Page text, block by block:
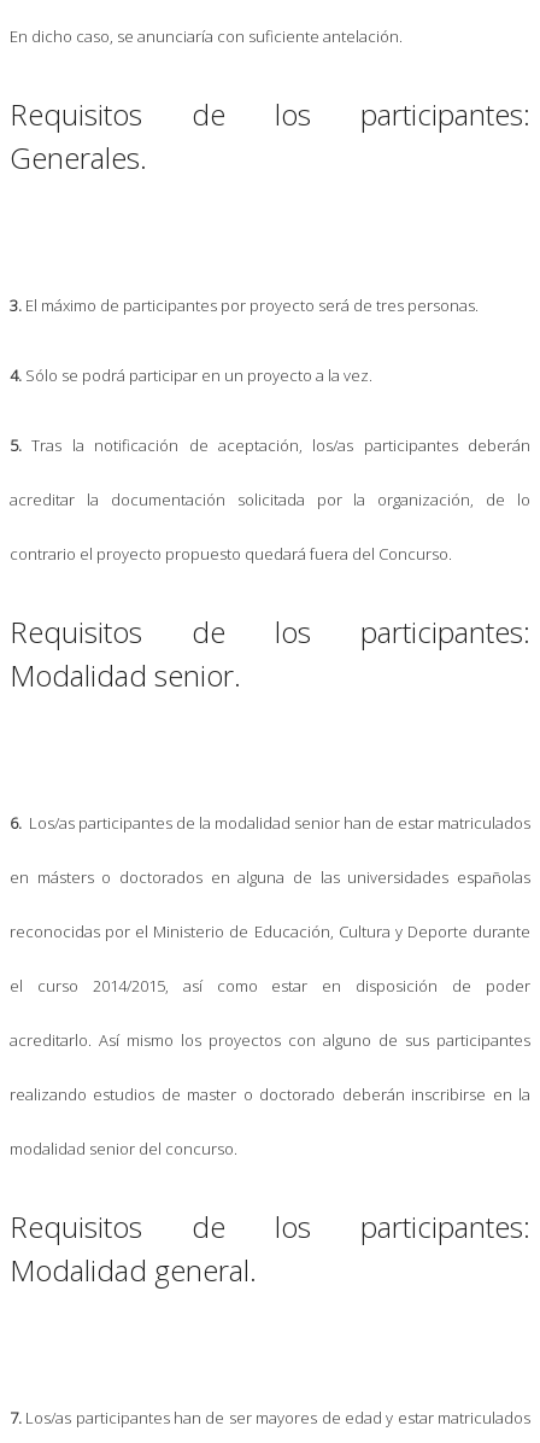
En dicho caso, se anunciaría con suficiente antelación.
Requisitos de los participantes:
Generales.
3. El máximo de participantes por proyecto será de tres personas.
4. Sólo se podrá participar en un proyecto a la vez.
5. Tras la notificación de aceptación, los/as participantes deberán
acreditar la documentación solicitada por la organización, de lo
contrario el proyecto propuesto quedará fuera del Concurso.
Requisitos de los participantes:
Modalidad senior.
6. Los/as participantes de la modalidad senior han de estar matriculados
en másters o doctorados en alguna de las universidades españolas
reconocidas por el Ministerio de Educación, Cultura y Deporte durante
el curso 2014/2015, así como estar en disposición de poder
acreditarlo. Así mismo los proyectos con alguno de sus participantes
realizando estudios de master o doctorado deberán inscribirse en la
modalidad senior del concurso.
Requisitos de los participantes:
Modalidad general.
7. Los/as participantes han de ser mayores de edad y estar matriculados